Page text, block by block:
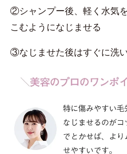
②シャンプー後、軽く水気
こむようになじませる
③なじませた後はすぐに洗